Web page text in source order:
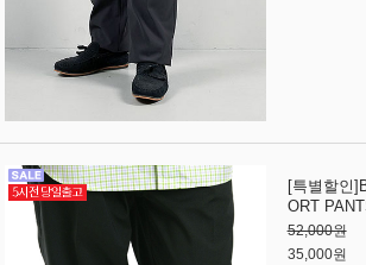
[특별할인
ORT
52,000원
35,000원